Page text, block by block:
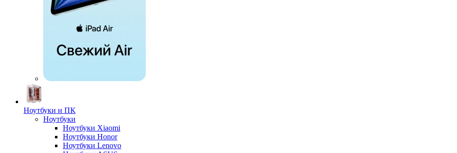
Ноутбуки и ПК
Ноутбуки
Ноутбуки Xiaomi
Ноутбуки Honor
Ноутбуки Lenovo